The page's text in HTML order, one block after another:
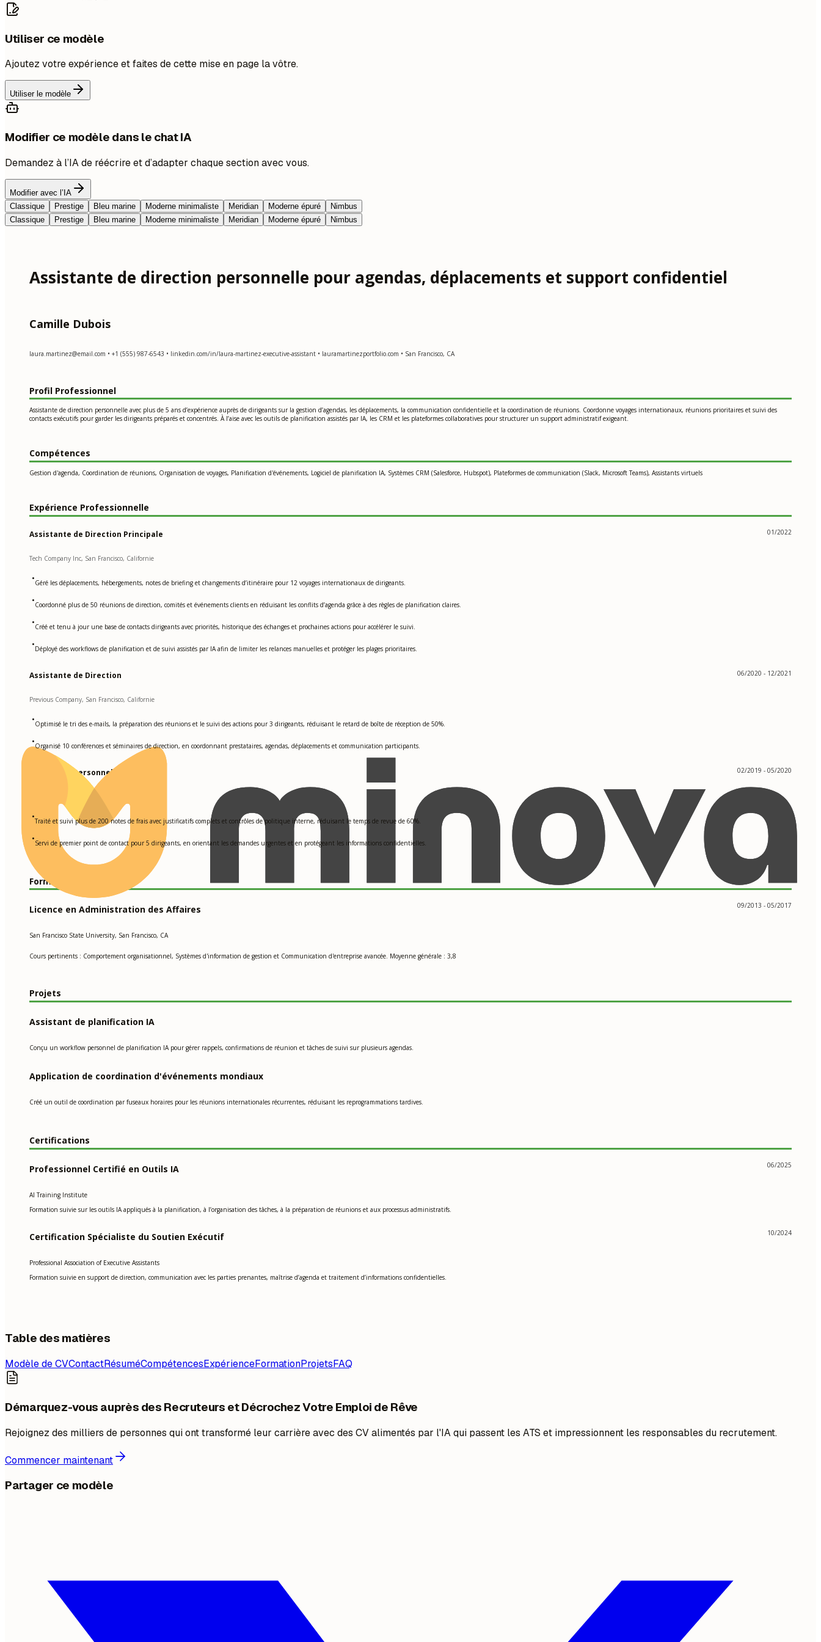
Utiliser ce modèle
Ajoutez votre expérience et faites de cette mise en page la vôtre.
Utiliser le modèle
Modifier ce modèle dans le chat IA
Demandez à l’IA de réécrire et d’adapter chaque section avec vous.
Modifier avec l’IA
Classique
Prestige Bleu marine Moderne minimaliste Meridian Moderne épuré
Nimbus
Classique
Prestige Bleu marine Moderne minimaliste Meridian Moderne épuré Nimbus
Assistante de direction personnelle pour agendas, déplacements et support confidentiel
Camille Dubois
laura.martinez@email.com • +1 (555) 987-6543 • linkedin.com/in/laura-martinez-executive-assistant • lauramartinezportfolio.com • San Francisco, CA
Profil Professionnel
Assistante de direction personnelle avec plus de 5 ans d’expérience auprès de dirigeants sur la gestion d’agendas, les déplacements, la communication confidentielle et la coordination de réunions. Coordonne voyages internationaux, réunions prioritaires et suivi des
contacts exécutifs pour garder les dirigeants préparés et concentrés. À l’aise avec les outils de planification assistés par IA, les CRM et les plateformes collaboratives pour structurer un support administratif exigeant.
Compétences
Gestion d'agenda, Coordination de réunions, Organisation de voyages, Planification d'événements, Logiciel de planification IA, Systèmes CRM (Salesforce, Hubspot), Plateformes de communication (Slack, Microsoft Teams), Assistants virtuels
Expérience Professionnelle
Assistante de Direction Principale 01/2022
Tech Company Inc, San Francisco, Californie
•Géré les déplacements, hébergements, notes de briefing et changements d’itinéraire pour 12 voyages internationaux de dirigeants.
•Coordonné plus de 50 réunions de direction, comités et événements clients en réduisant les conflits d’agenda grâce à des règles de planification claires.
•Créé et tenu à jour une base de contacts dirigeants avec priorités, historique des échanges et prochaines actions pour accélérer le suivi.
•Déployé des workflows de planification et de suivi assistés par IA afin de limiter les relances manuelles et protéger les plages prioritaires.
Assistante de Direction 06/2020 - 12/2021
Previous Company, San Francisco, Californie
•Optimisé le tri des e-mails, la préparation des réunions et le suivi des actions pour 3 dirigeants, réduisant le retard de boîte de réception de 50%.
•Organisé 10 conférences et séminaires de direction, en coordonnant prestataires, agendas, déplacements et communication participants.
Assistante Personnelle 02/2019 - 05/2020
Former Employer Inc, San Francisco, Californie
•Traité et suivi plus de 200 notes de frais avec justificatifs complets et contrôles de politique interne, réduisant le temps de revue de 60%.
•Servi de premier point de contact pour 5 dirigeants, en orientant les demandes urgentes et en protégeant les informations confidentielles.
Formation
Licence en Administration des Affaires 09/2013 - 05/2017
San Francisco State University, San Francisco, CA
Cours pertinents : Comportement organisationnel, Systèmes d'information de gestion et Communication d'entreprise avancée. Moyenne générale : 3,8
Projets
Assistant de planification IA
Conçu un workflow personnel de planification IA pour gérer rappels, confirmations de réunion et tâches de suivi sur plusieurs agendas.
Application de coordination d'événements mondiaux
Créé un outil de coordination par fuseaux horaires pour les réunions internationales récurrentes, réduisant les reprogrammations tardives.
Certifications
Professionnel Certifié en Outils IA 06/2025
AI Training Institute
Formation suivie sur les outils IA appliqués à la planification, à l’organisation des tâches, à la préparation de réunions et aux processus administratifs.
Certification Spécialiste du Soutien Exécutif 10/2024
Professional Association of Executive Assistants
Formation suivie en support de direction, communication avec les parties prenantes, maîtrise d’agenda et traitement d’informations confidentielles.
Table des matières
Modèle de CVContactRésuméCompétencesExpérienceFormationProjetsFAQ
Démarquez-vous auprès des Recruteurs et Décrochez Votre Emploi de Rêve
Rejoignez des milliers de personnes qui ont transformé leur carrière avec des CV alimentés par l'IA qui passent les ATS et impressionnent les responsables du recrutement.
Commencer maintenant
Partager ce modèle